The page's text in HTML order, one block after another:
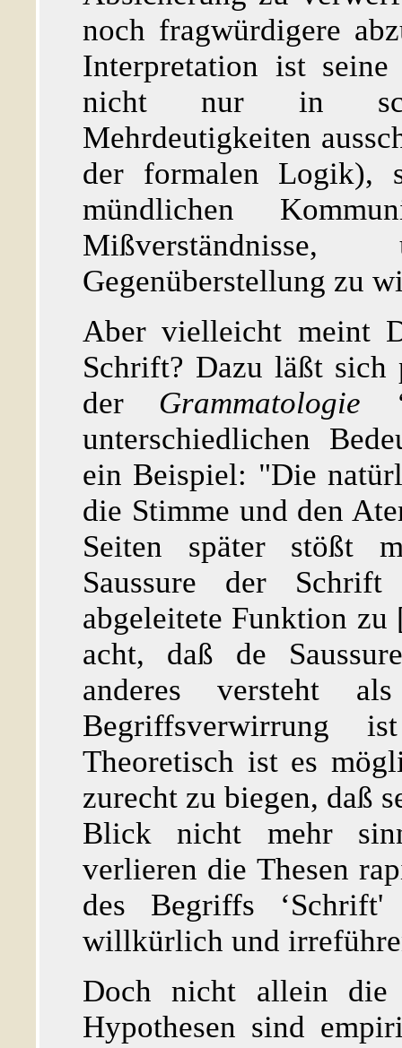
noch fragwürdigere
Interpretation ist
nicht nur in
Mehrdeutigkeiten
der formalen Logik),
mündlichen
Gegenüberstellung zu
Aber vielleicht meint
Schrift? Dazu läßt sich
der Grammatologie
unterschiedlichen
ein Beispiel: "Die
die Stimme und den
Seiten später stößt
Saussure der
abgeleitete Funktion
acht, daß de
anderes versteht
Begriffsverwirrung
Theoretisch ist es
zurecht zu biegen, daß
Blick nicht mehr
verlieren die Thesen
des Begriffs
willkürlich und
Doch nicht allein die
Hypothesen sind